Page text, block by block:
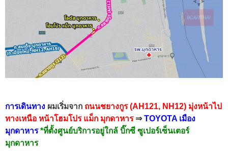
การเดินทาง ผมเริ่มจาก ถนนชยางกูร (AH121, NH12) มุ่งหน้าไป
ทางเหนือ หน้าโฮมโปร แม็ก มุกดาหาร ⇒TOYOTA เมือง
มุกดาหาร *ที่ตั้งศูนย์บริการอยู่ใกล้ บิ๊กซี ซูเปอร์เซ็นเตอร์
มุกดาหาร